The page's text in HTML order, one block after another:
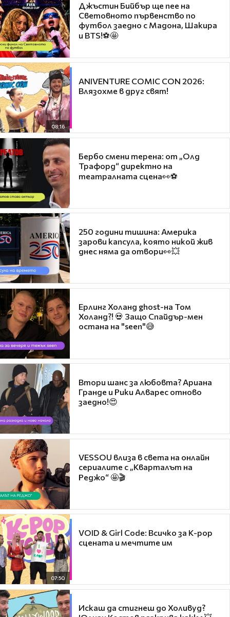
Джъстин Бийбър ще пее на
Световното първенство по
футбол заедно с Мадона, Шакира
и BTS!⚽🤩
08:16
ANIVENTURE COMIC CON 2026:
Влязохме в друг свят!
Бербо смени терена: от „Олд
Трафорд“ директно на
театралната сцена👀⚽
250 години тишина: Америка
зарови капсула, която никой жив
днес няма да отвори👀💥
Ерлинг Холанд ghost-на Том
Холанд?! 💀 Защо Спайдър-мен
остана на "seen"😅
Втори шанс за любовта? Ариана
Гранде и Рики Алварес отново
заедно!😍
VESSOU влиза в света на онлайн
сериалите с „Кварталът на
Реджо“ 🤩🎬
07:50
VOID & Girl Code: Всичко за K-pop
сцената и мечтите им
Искаш да стигнеш до Холивуд?